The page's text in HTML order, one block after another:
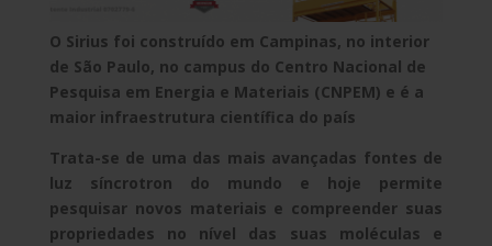
O Sirius foi construído em Campinas, no interior
de São Paulo, no campus do Centro Nacional de
Pesquisa em Energia e Materiais (CNPEM) e é a
maior infraestrutura científica do país
Trata-se de uma das mais avançadas fontes de
luz síncrotron do mundo e hoje permite
pesquisar novos materiais e compreender suas
propriedades no nível das suas moléculas e